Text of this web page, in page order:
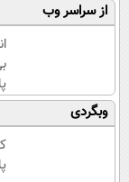
از سراسر وب
وبگردی